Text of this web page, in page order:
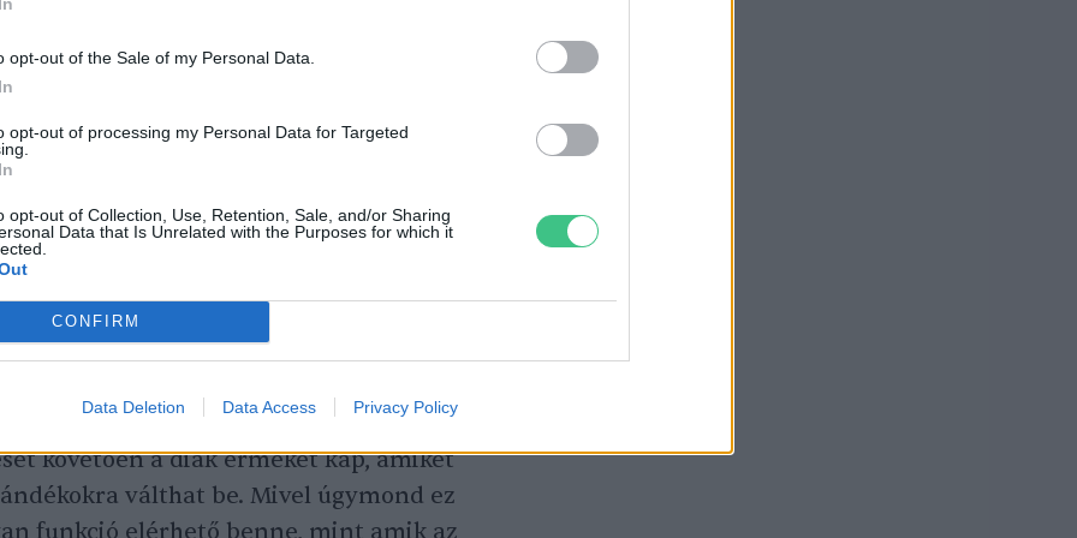
opt-out of the Sale of my Personal Data.
opt-out of processing my Personal Data for Targeted
opt-out of Collection, Use, Retention, Sale, and/or Sharing
Data that Is Unrelated with the Purposes for which it
CONFIRM
Data Deletion Data Access Privacy Policy
az volt, hogy szórakoztató módon
mobilapplikációk használatának
digitális és fenntarthatósági ismereteik is
keresztül. A koncepció hasonlít a
takarékbélyegek gyűjtéséhez, csak itt
diákok. Ezekért természetesen meg kell
elérhetők a fenti témákban
követően a diák érmeket kap, amiket
válthat be. Mivel úgymond ez
funkció elérhető benne, mint amik az